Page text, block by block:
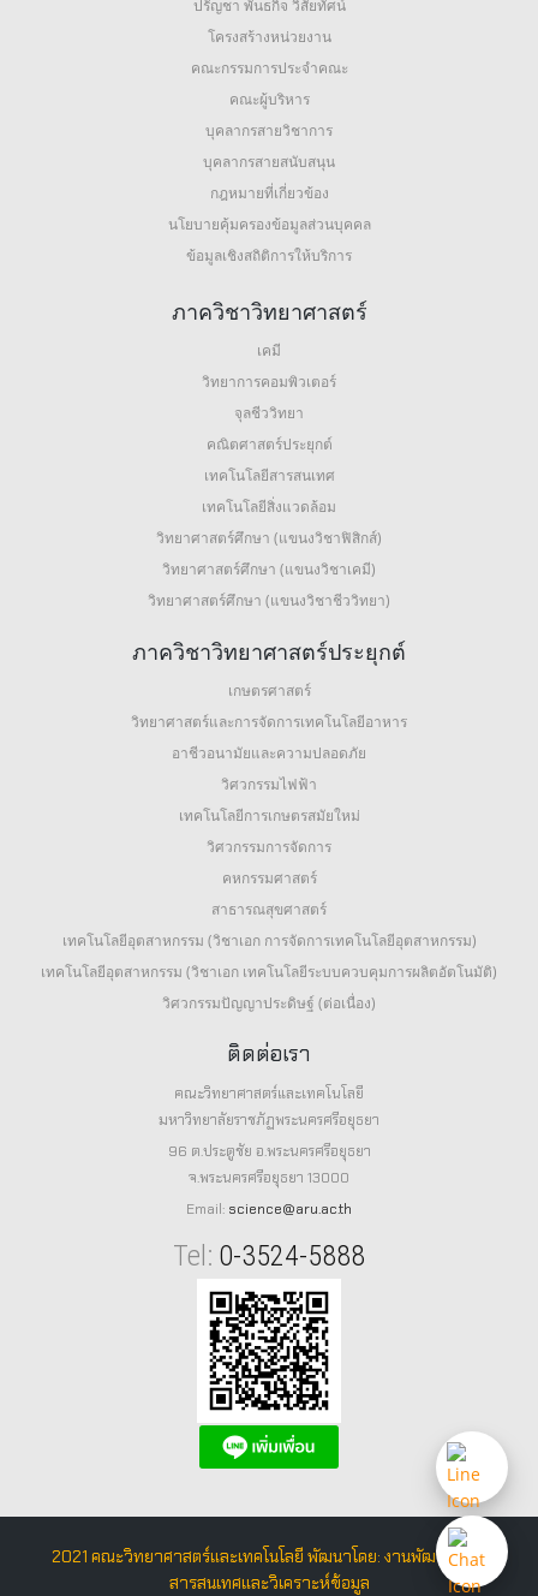
ปรัญชา พันธกิจ วิสัยทัศน์
โครงสร้างหน่วยงาน
คณะกรรมการประจำคณะ
คณะผู้บริหาร
บุคลากรสายวิชาการ
บุคลากรสายสนับสนุน
กฎหมายที่เกี่ยวข้อง
นโยบายคุ้มครองข้อมูลส่วนบุคคล
ข้อมูลเชิงสถิติการให้บริการ
ภาควิชาวิทยาศาสตร์
เคมี
วิทยาการคอมพิวเตอร์
จุลชีววิทยา
คณิตศาสตร์ประยุกต์
เทคโนโลยีสารสนเทศ
เทคโนโลยีสิ่งแวดล้อม
วิทยาศาสตร์ศึกษา (แขนงวิชาฟิสิกส์)
วิทยาศาสตร์ศึกษา (แขนงวิชาเคมี)
วิทยาศาสตร์ศึกษา (แขนงวิชาชีววิทยา)
ภาควิชาวิทยาศาสตร์ประยุกต์
เกษตรศาสตร์
วิทยาศาสตร์และการจัดการเทคโนโลยีอาหาร
อาชีวอนามัยและความปลอดภัย
วิศวกรรมไฟฟ้า
เทคโนโลยีการเกษตรสมัยใหม่
วิศวกรรมการจัดการ
คหกรรมศาสตร์
สาธารณสุขศาสตร์
เทคโนโลยีอุตสาหกรรม (วิชาเอก การจัดการเทคโนโลยีอุตสาหกรรม)
เทคโนโลยีอุตสาหกรรม (วิชาเอก เทคโนโลยีระบบควบคุมการผลิตอัตโนมัติ)
วิศวกรรมปัญญาประดิษฐ์ (ต่อเนื่อง)
ติดต่อเรา
คณะวิทยาศาสตร์และเทคโนโลยี
มหาวิทยาลัยราชภัฏพระนครศรีอยุธยา
96 ต.ประตูชัย อ.พระนครศรีอยุธยา
จ.พระนครศรีอยุธยา 13000
Email: science@aru.ac.th
Tel: 0-3524-5888
2021 คณะวิทยาศาสตร์และเทคโนโลยี พัฒนาโดย: งานพัฒนาระบบ
สารสนเทศและวิเคราะห์ข้อมูล